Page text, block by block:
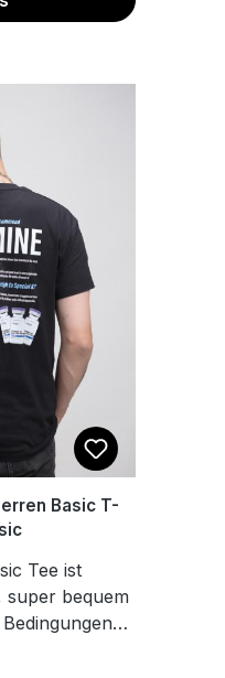
Basic T-
Tee ist
super bequem